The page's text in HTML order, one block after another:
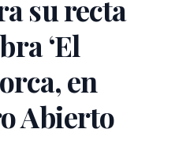
su recta
‘El
en
Abierto